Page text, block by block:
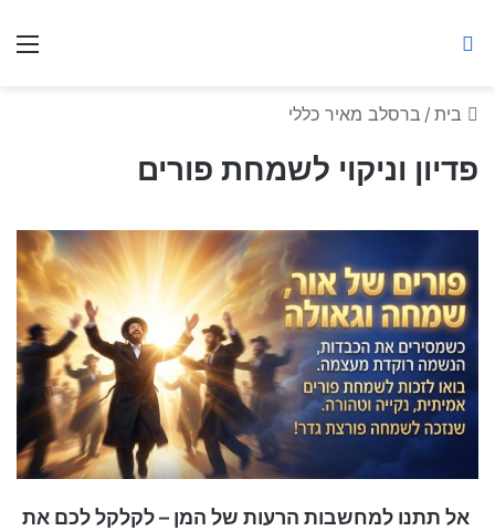
בית / ברסלב מאיר כללי
פדיון וניקוי לשמחת פורים
אל תתנו למחשבות הרעות של המן – לקלקל לכם את